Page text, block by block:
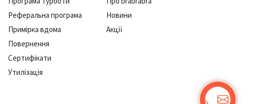
Реферальна програма
Примірка вдома
Повернення
Сертифікати
Утилізація
Новини
Акції